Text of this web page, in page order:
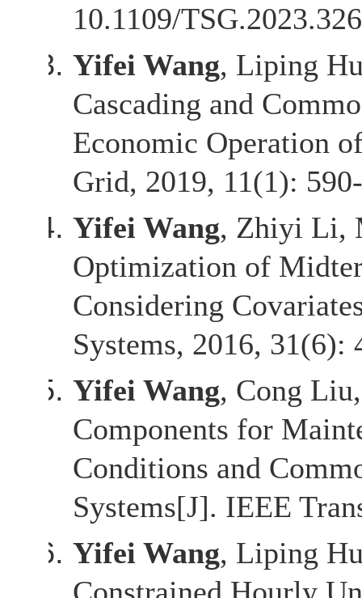
10.1109/
Yifei Wang, Liping
Cascading and
Economic Operation
Grid, 2019, 11(1):
Yifei Wang, Zhiyi Li,
Optimization of
Considering
Systems, 2016, 31(6):
Yifei Wang, Cong
Components for
Conditions and
Systems[J]. IEEE
Yifei Wang, Liping